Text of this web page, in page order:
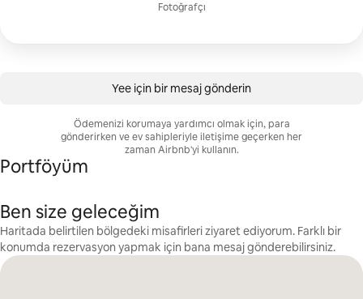
Fotoğrafçı
Yee için bir mesaj gönderin
Ödemenizi korumaya yardımcı olmak için, para
gönderirken ve ev sahipleriyle iletişime geçerken her
zaman Airbnb'yi kullanın.
Portföyüm
Ben size geleceğim
Haritada belirtilen bölgedeki misafirleri ziyaret ediyorum. Farklı bir
konumda rezervasyon yapmak için bana mesaj gönderebilirsiniz.